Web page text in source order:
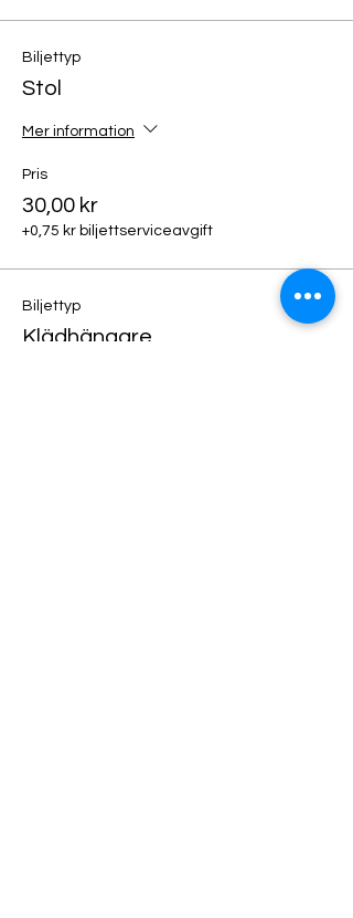
Biljettyp
Stol
Mer information
Pris
30,00 kr
+0,75 kr biljettserviceavgift
Biljettyp
Klädhängare